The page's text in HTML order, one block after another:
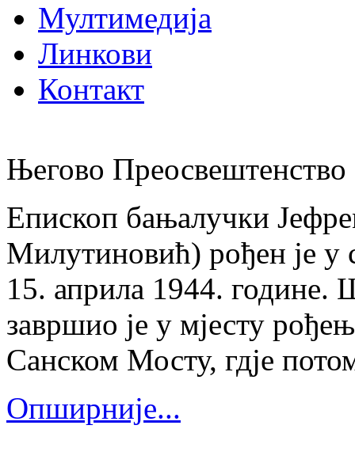
Мултимедија
Линкови
Контакт
Његово
Епископ бањалучки
Милутиновић) рођен је у
15. априла 1944. године.
завршио је у мјесту
Санском Мосту, гдје
Опширније...